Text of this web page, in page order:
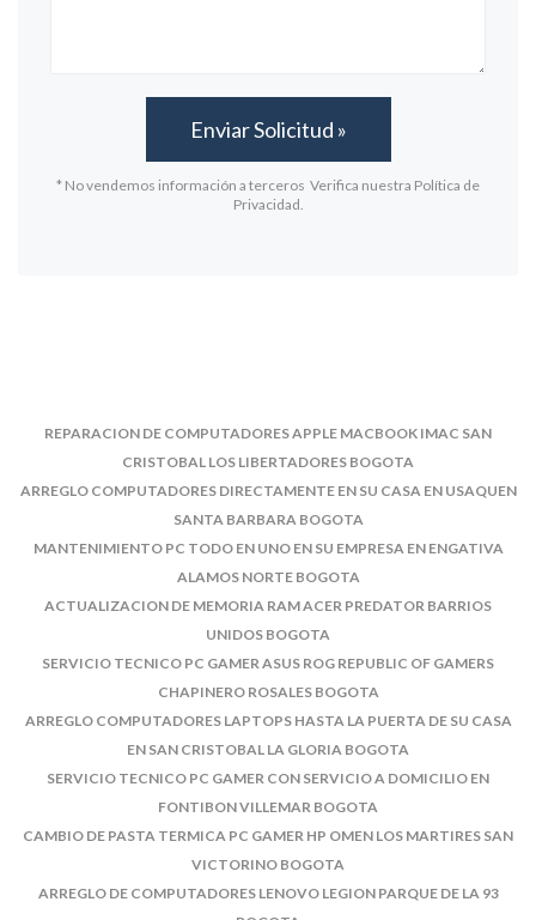
* No vendemos información a terceros Verifica nuestra Política de
Privacidad.
REPARACION DE COMPUTADORES APPLE MACBOOK IMAC SAN
CRISTOBAL LOS LIBERTADORES BOGOTA
ARREGLO COMPUTADORES DIRECTAMENTE EN SU CASA EN USAQUEN
SANTA BARBARA BOGOTA
MANTENIMIENTO PC TODO EN UNO EN SU EMPRESA EN ENGATIVA
ALAMOS NORTE BOGOTA
ACTUALIZACION DE MEMORIA RAM ACER PREDATOR BARRIOS
UNIDOS BOGOTA
SERVICIO TECNICO PC GAMER ASUS ROG REPUBLIC OF GAMERS
CHAPINERO ROSALES BOGOTA
ARREGLO COMPUTADORES LAPTOPS HASTA LA PUERTA DE SU CASA
EN SAN CRISTOBAL LA GLORIA BOGOTA
SERVICIO TECNICO PC GAMER CON SERVICIO A DOMICILIO EN
FONTIBON VILLEMAR BOGOTA
CAMBIO DE PASTA TERMICA PC GAMER HP OMEN LOS MARTIRES SAN
VICTORINO BOGOTA
ARREGLO DE COMPUTADORES LENOVO LEGION PARQUE DE LA 93